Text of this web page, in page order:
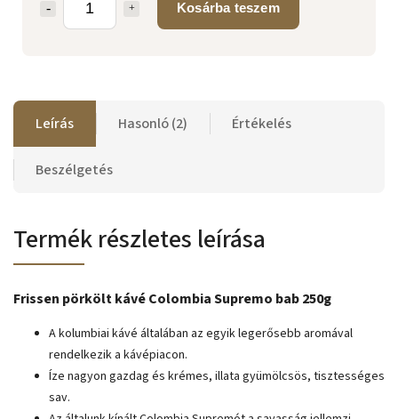
Kosárba teszem
Leírás Hasonló (2) Értékelés
Beszélgetés
Termék részletes leírása
Frissen pörkölt kávé Colombia Supremo bab 250g
A kolumbiai kávé általában az egyik legerősebb aromával
rendelkezik a kávépiacon.
Íze nagyon gazdag és krémes, illata gyümölcsös, tisztességes
sav.